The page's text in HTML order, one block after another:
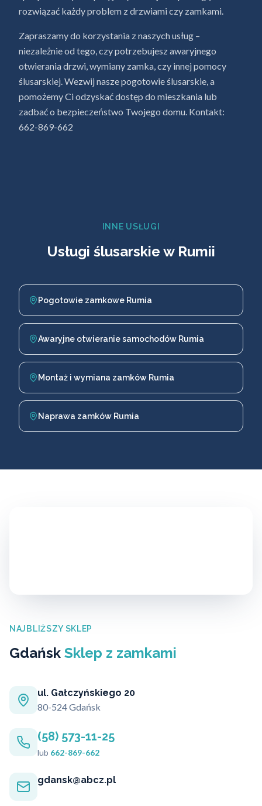
rozwiązać każdy problem z drzwiami czy zamkami.
Zapraszamy do korzystania z naszych usług –
niezależnie od tego, czy potrzebujesz awaryjnego
otwierania drzwi, wymiany zamka, czy innej pomocy
ślusarskiej. Wezwij nasze pogotowie ślusarskie, a
pomożemy Ci odzyskać dostęp do mieszkania lub
zadbać o bezpieczeństwo Twojego domu. Kontakt:
662-869-662
INNE USŁUGI
Usługi ślusarskie w Rumii
Pogotowie zamkowe Rumia
Awaryjne otwieranie samochodów Rumia
Montaż i wymiana zamków Rumia
Naprawa zamków Rumia
NAJBLIŻSZY SKLEP
Gdańsk Sklep z zamkami
ul. Gałczyńskiego 20
80-524 Gdańsk
(58) 573-11-25
lub 662-869-662
gdansk@abcz.pl